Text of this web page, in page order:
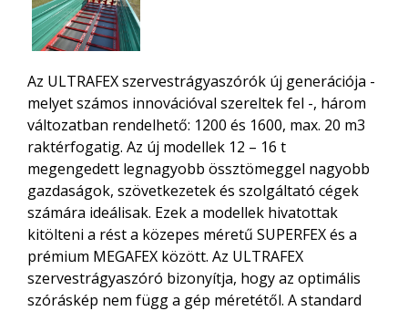
Az ULTRAFEX szervestrágyaszórók új generációja -
melyet számos innovációval szereltek fel -, három
változatban rendelhető: 1200 és 1600, max. 20 m3
raktérfogatig. Az új modellek 12 – 16 t
megengedett legnagyobb össztömeggel nagyobb
gazdaságok, szövetkezetek és szolgáltató cégek
számára ideálisak. Ezek a modellek hivatottak
kitölteni a rést a közepes méretű SUPERFEX és a
prémium MEGAFEX között. Az ULTRAFEX
szervestrágyaszóró bizonyítja, hogy az optimális
szóráskép nem függ a gép méretétől. A standard